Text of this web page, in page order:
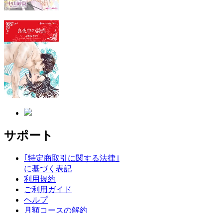
サポート
｢特定商取引に関する法律｣
に基づく表記
利用規約
ご利用ガイド
ヘルプ
月額コースの解約